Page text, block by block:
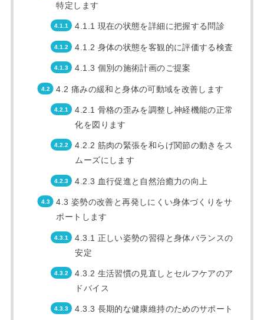
特定します
4.1.1 現在の状態を詳細に把握する問診
4.1.2 身体の状態を客観的に評価する検査
4.1.3 個別の施術計画のご提案
4.2 痛みの緩和と身体の可動域を改善します
4.2.1 骨格の歪みを調整し神経機能の正常
化を図ります
4.2.2 筋肉の緊張を和らげ関節の動きをス
ムーズにします
4.2.3 血行促進と自然治癒力の向上
4.3 姿勢の改善と再発しにくい身体づくりをサ
ポートします
4.3.1 正しい姿勢の習得と身体バランスの
安定
4.3.2 生活習慣の見直しとセルフケアのア
ドバイス
4.3.3 長期的な健康維持のためのサポート